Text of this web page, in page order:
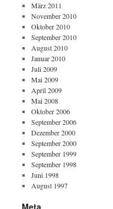
März 2011
November 2010
Oktober 2010
September 2010
August 2010
Januar 2010
Juli 2009
Mai 2009
April 2009
Mai 2008
Oktober 2006
September 2006
Dezember 2000
September 2000
September 1999
September 1998
Juni 1998
August 1997
Meta